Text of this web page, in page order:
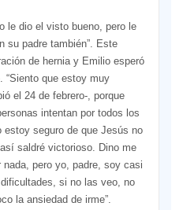
le dio el visto bueno, pero le
su padre también”. Este
de hernia y Emilio esperó
“Siento que estoy muy
el 24 de febrero-, porque
intentan por todos los
estoy seguro de que Jesús no
saldré victorioso. Dino me
pero yo, padre, soy casi
si no las veo, no
la ansiedad de irme”.